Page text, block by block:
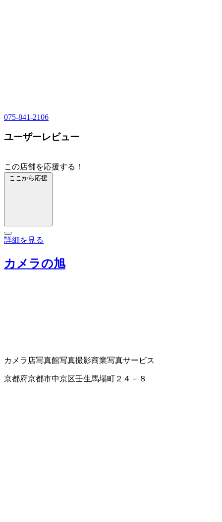
075-841-2106
ユーザーレビュー
この店舗を応援する！
ここから応援
詳細を見る
カメラの旭
カメラ店写真館写真撮影商業写真サービス
京都府京都市中京区壬生馬場町２４－８